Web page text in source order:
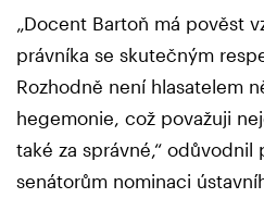
„Docent Bartoň má pověst
právníka se skutečným
Rozhodně není hlasatelem
hegemonie, což považuji
také za správné,“ odůvodnil
senátorům nominaci